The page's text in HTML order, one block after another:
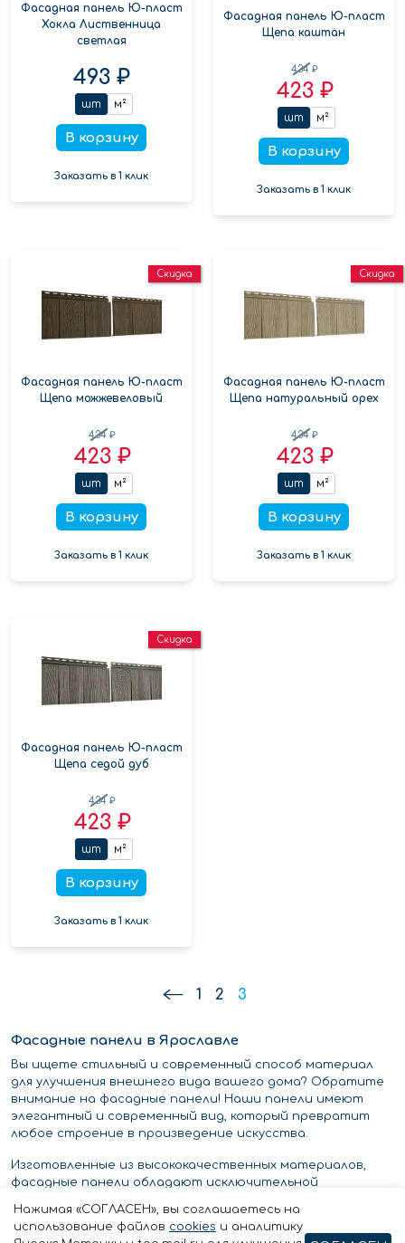
Фасадная панель Ю-пласт
Хокла Лиственница
светлая
493 ₽
шт м²
В корзину
Заказать в 1 клик
Фасадная панель Ю-пласт
Щепа каштан
434 ₽
423 ₽
шт м²
В корзину
Заказать в 1 клик
Фасадная панель Ю-пласт
Щепа можжевеловый
434 ₽
423 ₽
шт м²
В корзину
Заказать в 1 клик
Скидка
Фасадная панель Ю-пласт
Щепа натуральный орех
434 ₽
423 ₽
шт м²
В корзину
Заказать в 1 клик
Скидка
Фасадная панель Ю-пласт
Щепа седой дуб
434 ₽
423 ₽
шт м²
В корзину
Заказать в 1 клик
Скидка
1 2 3
Фасадные панели в Ярославле
Вы ищете стильный и современный способ материал
для улучшения внешнего вида вашего дома? Обратите
внимание на фасадные панели! Наши панели имеют
элегантный и современный вид, который превратит
любое строение в произведение искусства.
Изготовленные из высококачественных материалов,
фасадные панели обладают исключительной
воздействиям и коррозии, а также простотой в
обслуживании. Наши панели доступны в различных
Нажимая «СОГЛАСЕН», вы соглашаетесь на
использование файлов cookies и аналитику